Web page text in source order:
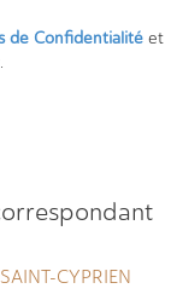
de Confidentialité et
CYPRIEN